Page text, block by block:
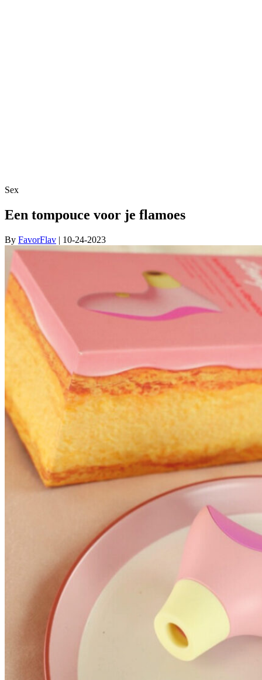
Sex
Een tompouce voor je flamoes
By FavorFlav | 10-24-2023